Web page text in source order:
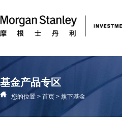
基金产品专区
您的位置 > 首页 > 旗下基金